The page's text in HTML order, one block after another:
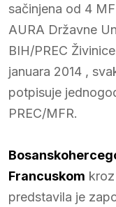
sačinjena od 4
AURA Državne
BIH/PREC
januara 2014 ,
potpisuje
PREC/MFR.
Francuskom
predstavila je